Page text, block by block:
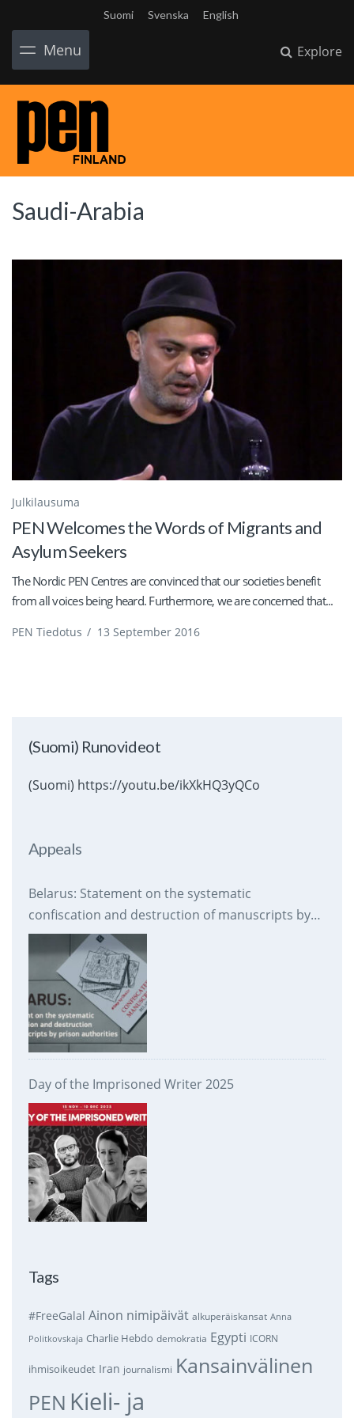
Suomi Svenska English
Menu Explore
Saudi-Arabia
Julkilausuma
PEN Welcomes the Words of Migrants and
Asylum Seekers
The Nordic PEN Centres are convinced that our societies benefit
from all voices being heard. Furthermore, we are concerned that...
PEN Tiedotus / 13 September 2016
(Suomi) Runovideot
(Suomi) https://youtu.be/ikXkHQ3yQCo
Appeals
Belarus: Statement on the systematic
confiscation and destruction of manuscripts by
prison authorities
Day of the Imprisoned Writer 2025
Tags
#FreeGalal Ainon nimipäivät alkuperäiskansat Anna
Politkovskaja Charlie Hebdo demokratia Egypti ICORN
ihmisoikeudet Iran journalismi Kansainvälinen
PEN Kieli- ja